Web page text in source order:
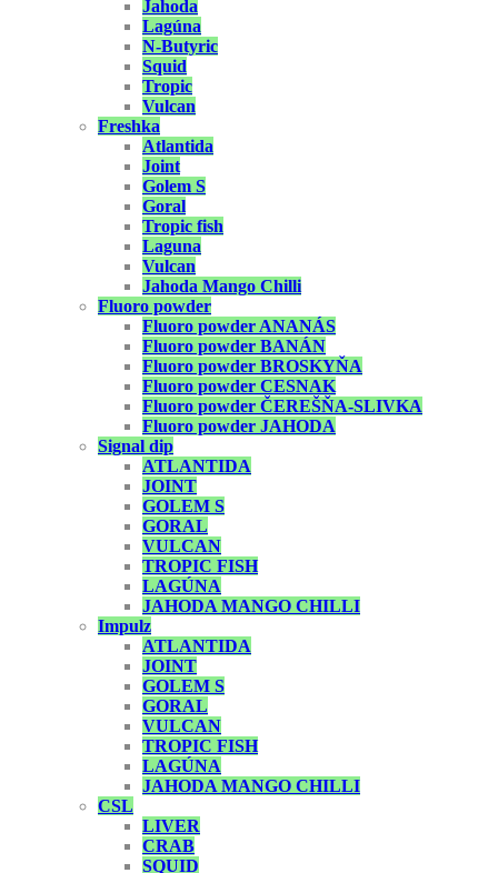
Jahoda
Lagúna
N-Butyric
Squid
Tropic
Vulcan
Freshka
Atlantida
Joint
Golem S
Goral
Tropic fish
Laguna
Vulcan
Jahoda Mango Chilli
Fluoro powder
Fluoro powder ANANÁS
Fluoro powder BANÁN
Fluoro powder BROSKYŇA
Fluoro powder CESNAK
Fluoro powder ČEREŠŇA-SLIVKA
Fluoro powder JAHODA
Signal dip
ATLANTIDA
JOINT
GOLEM S
GORAL
VULCAN
TROPIC FISH
LAGÚNA
JAHODA MANGO CHILLI
Impulz
ATLANTIDA
JOINT
GOLEM S
GORAL
VULCAN
TROPIC FISH
LAGÚNA
JAHODA MANGO CHILLI
CSL
LIVER
CRAB
SQUID